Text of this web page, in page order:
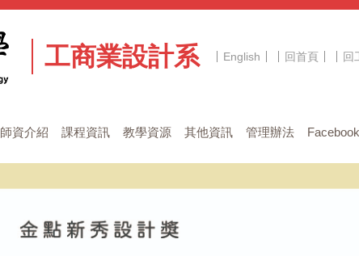
工商業設計系 English 回首頁 回
師資介紹 課程資訊 教學資源 其他資訊 管理辦法